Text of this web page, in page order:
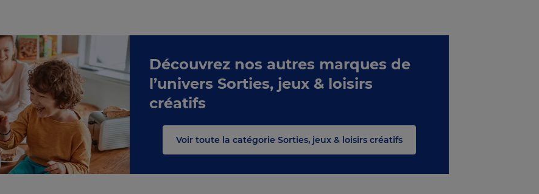
Découvrez nos autres marques de
l’univers Sorties, jeux & loisirs
créatifs
Voir toute la catégorie Sorties, jeux & loisirs créatifs
C
h
ar
g
e
m
e
nt
e
n
c
o